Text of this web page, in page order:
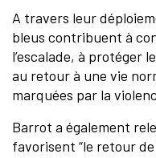
A travers leur
bleus contribuent à
l’escalade, à protéger
au retour à une vie
marquées par la
Barrot a également
favorisent “le retour de